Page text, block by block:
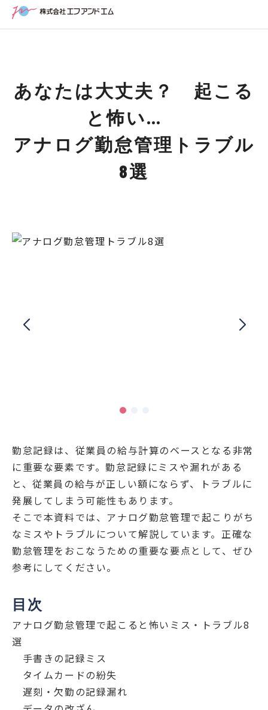
あなたは大丈夫？ 起こる
と怖い…
アナログ勤怠管理トラブル
8選
勤怠記録は、従業員の給与計算のベースとなる非常
に重要な要素です。勤怠記録にミスや漏れがある
と、従業員の給与が正しい額にならず、トラブルに
発展してしまう可能性もあります。
そこで本資料では、アナログ勤怠管理で起こりがち
なミスやトラブルについて解説しています。正確な
勤怠管理をおこなうための重要な要点として、ぜひ
参考にしてください。
目次
アナログ勤怠管理で起こると怖いミス・トラブル8
選
手書きの記録ミス
タイムカードの紛失
遅刻・欠勤の記録漏れ